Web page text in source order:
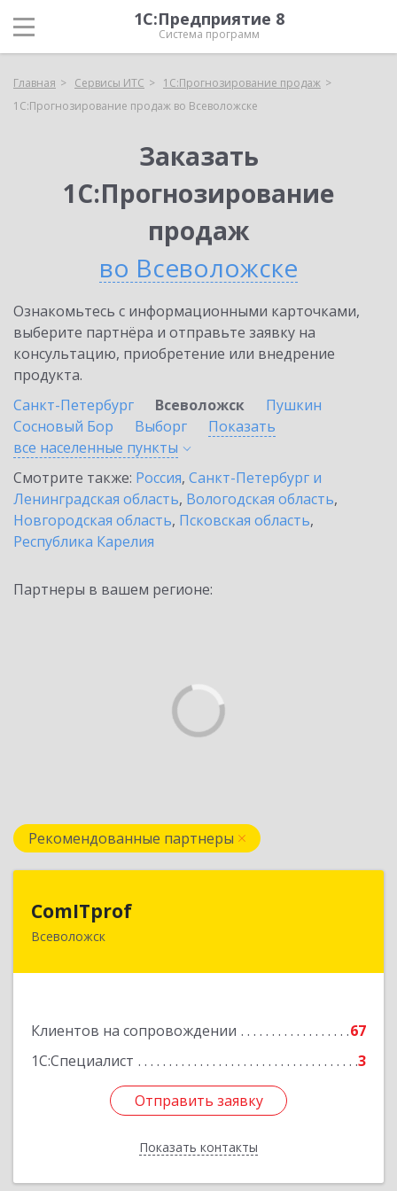
1С:Предприятие 8
Система программ
Главная Сервисы ИТС
1С:Прогнозирование продаж
1С:Прогнозирование продаж во Всеволожске
Заказать
1С:Прогнозирование
продаж
во Всеволожске
Ознакомьтесь с информационными карточками,
выберите партнёра и отправьте заявку на
консультацию, приобретение или внедрение
продукта.
Санкт-Петербург
Всеволожск
Пушкин
Сосновый Бор
Выборг
Показать
все населенные пункты
Смотрите также: Россия, Санкт-Петербург и
Ленинградская область, Вологодская область,
Новгородская область, Псковская область,
Республика Карелия
Партнеры в вашем регионе:
Рекомендованные партнеры
ComITprof
Всеволожск
Клиентов на сопровождении
67
1С:Специалист
3
Отправить заявку
Показать контакты
188643, Ленинградская обл, Всеволожский р-н,
Отправить заявку
Назад